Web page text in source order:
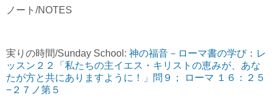
ノート/NOTES
実りの時間/Sunday School: 神の福音－ローマ書の学び：レ
ッスン２２「私たちの主イエス・キリストの恵みが、あな
たが方と共にありますように！」問９； ローマ １６：２５
−２７ノ第５